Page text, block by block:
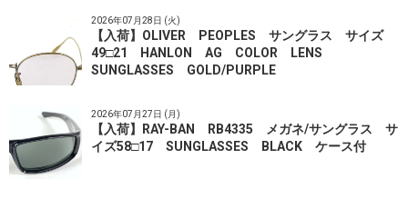
2026年07月28日 (火)
【入荷】OLIVER PEOPLES サングラス サイズ
49□21 HANLON AG COLOR LENS
SUNGLASSES GOLD/PURPLE
2026年07月27日 (月)
【入荷】RAY-BAN RB4335 メガネ/サングラス サ
イズ58□17 SUNGLASSES BLACK ケース付